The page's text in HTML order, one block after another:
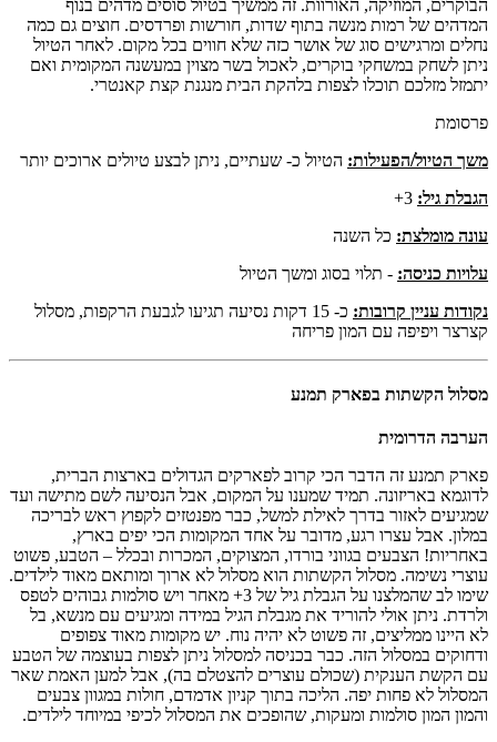
הבוקרים, המוזיקה, האורוות. זה ממשיך בטיול סוסים מדהים בנוף
המדהים של רמות מנשה בתוף שדות, חורשות ופרדסים. חוצים גם כמה
נחלים ומרגישים סוג של אושר כזה שלא חווים בכל מקום. לאחר הטיול
ניתן לשחק במשחקי בוקרים, לאכול בשר מצוין במעשנה המקומית ואם
יתמזל מזלכם תוכלו לצפות בלהקת הבית מנגנת קצת קאנטרי.
פרסומת
משך הטיול/הפעילות: הטיול כ- שעתיים, ניתן לבצע טיולים ארוכים יותר
הגבלת גיל:
עונה מומלצת: כל השנה
עלויות כניסה: - תלוי בסוג ומשך הטיול
נקודות עניין קרובות:
כ- 15 דקות נסיעה תגיעו לגבעת הרקפות, מסלול
קצרצר ויפיפה עם המון פריחה
מסלול הקשתות בפארק תמנע
הערבה הדרומית
פארק תמנע זה הדבר הכי קרוב לפארקים הגדולים בארצות הברית,
לדוגמא באריזונה. תמיד שמענו על המקום, אבל הנסיעה לשם מתישה ועד
שמגיעים לאזור בדרך לאילת למשל, כבר מפנטזים לקפוץ ראש לבריכה
במלון. אבל עצרו רגע, מדובר על אחד המקומות הכי יפים בארץ,
באחריות! הצבעים בגווני בורדו, המצוקים, המכרות ובכלל – הטבע, פשוט
עוצרי נשימה. מסלול הקשתות הוא מסלול לא ארוך ומותאם מאוד לילדים.
שימו לב שהמלצנו על הגבלת גיל של 3+ מאחר ויש סולמות גבוהים לטפס
ולרדת. ניתן אולי להוריד את מגבלת הגיל במידה ומגיעים עם מנשא, בל
לא היינו ממליצים, זה פשוט לא יהיה נוח. יש מקומות מאוד צפופים
ודחוקים במסלול הזה. כבר בכניסה למסלול ניתן לצפות בעוצמה של הטבע
עם הקשת הענקית (שכולם עוצרים להצטלם בה), אבל למען האמת שאר
המסלול לא פחות יפה. הליכה בתוך קניון אדמדם, חולות במגוון צבעים
והמון המון סולמות ומעקות, שהופכים את המסלול לכיפי במיוחד לילדים.